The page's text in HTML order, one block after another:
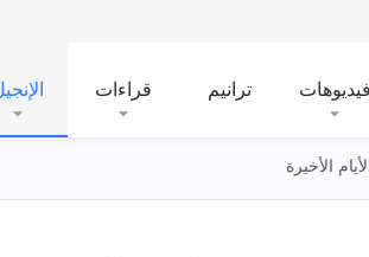
فيديوهات ترانيم قراءات
الأخيرة